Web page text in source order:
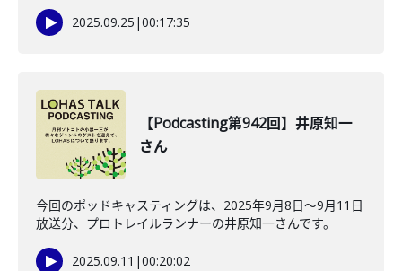
2025.09.25 |00:17:35
【Podcasting第942回】井原知一
さん
今回のポッドキャスティングは、2025年9月8日〜9月11日
放送分、プロトレイルランナーの井原知一さんです。
2025.09.11 |00:20:02